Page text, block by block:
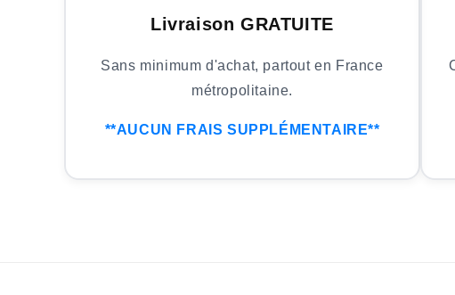
Livraison GRATUITE
Sans minimum d'achat, partout en France
métropolitaine.
**AUCUN FRAIS SUPPLÉMENTAIRE**